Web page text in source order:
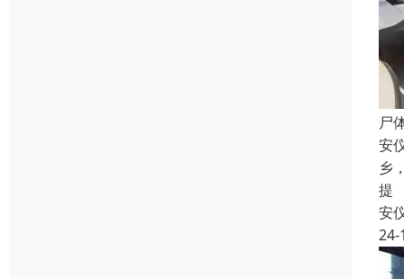
尸
安
乡
提
安
24-